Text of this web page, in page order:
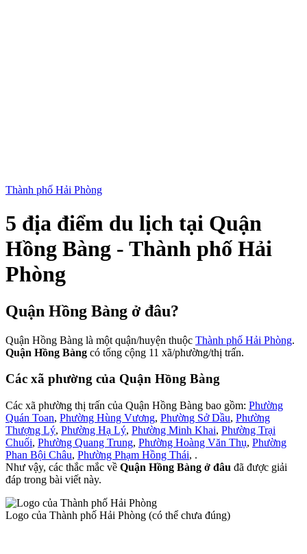
Thành phố Hải Phòng
5 địa điểm du lịch tại Quận
Hồng Bàng - Thành phố Hải
Phòng
Quận Hồng Bàng ở đâu?
Quận Hồng Bàng là một quận/huyện thuộc Thành phố Hải Phòng.
Quận Hồng Bàng có tổng cộng 11 xã/phường/thị trấn.
Các xã phường của Quận Hồng Bàng
Các xã phường thị trấn của Quận Hồng Bàng bao gồm: Phường
Quán Toan, Phường Hùng Vương, Phường Sở Dầu, Phường
Thượng Lý, Phường Hạ Lý, Phường Minh Khai, Phường Trại
Chuối, Phường Quang Trung, Phường Hoàng Văn Thụ, Phường
Phan Bội Châu, Phường Phạm Hồng Thái, .
Như vậy, các thắc mắc về Quận Hồng Bàng ở đâu đã được giải
đáp trong bài viết này.
Logo của Thành phố Hải Phòng (có thể chưa đúng)